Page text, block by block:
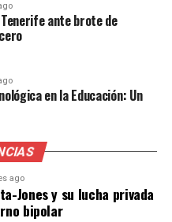
y
mostrado una notable
han aumentado un
mejora en el mercado
disminuido al 13%, el
ante brote de
en la Educación: Un
ago
Jones y su lucha privada
bipolar